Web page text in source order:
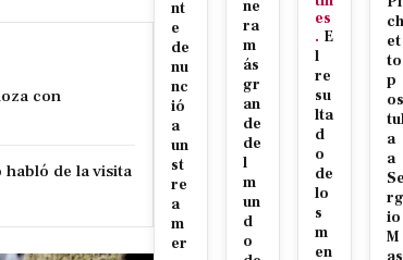
con
habló de la visita
nt
e
de
nu
nc
ió
a
un
st
re
a
m
er
ne
ra
m
ás
gr
an
de
de
l
m
un
d
o
es
. E
l
re
su
lta
d
o
de
lo
s
m
en
ch
et
to
p
os
a
a
Se
rg
io
M